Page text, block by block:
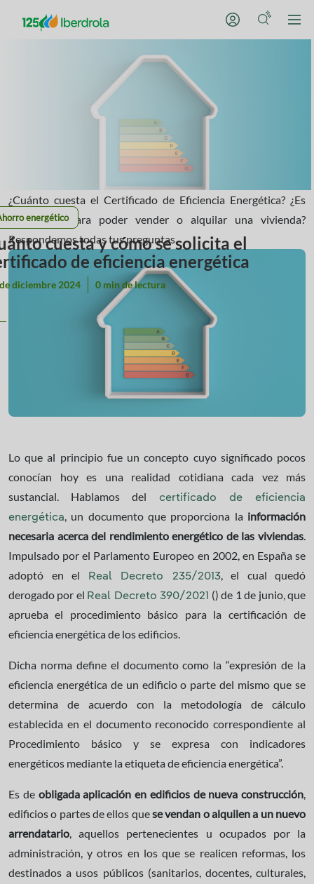
energético
cuesta y cómo se solicita el
de eficiencia energética
diciembre 2024 0 min de lectura
¿Cuánto cuesta el Certificado de Eficiencia Energética? ¿Es
obligatorio para poder vender o alquilar una vivienda?
Respondemos todas tus preguntas.
Lo que al principio fue un concepto cuyo significado pocos
conocían hoy es una realidad cotidiana cada vez más
sustancial. Hablamos del
certificado de eficiencia
energética
, un documento que proporciona la información
necesaria acerca del rendimiento energético de las viviendas
Impulsado por el Parlamento Europeo en 2002, en España se
adoptó en el
Real Decreto 235/2013, el cual quedó
derogado por el Real Decreto 390/2021 () de 1 de junio, que
aprueba el procedimiento básico para la certificación de
eficiencia energética de los edificios.
Dicha norma define el documento como la “expresión de la
eficiencia energética de un edificio o parte del mismo que se
determina de acuerdo con la metodología de cálculo
establecida en el documento reconocido correspondiente al
Procedimiento básico y se expresa con indicadores
energéticos mediante la etiqueta de eficiencia energética”.
Es de obligada aplicación en edificios de nueva construcción
edificios o partes de ellos quese vendan o alquilen a un nuevo
arrendatario , aquellos pertenecientes u ocupados por la
administración, y otros en los que se realicen reformas, los
destinados a usos públicos (sanitarios, docentes, culturales,